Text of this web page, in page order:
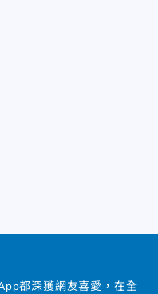
都深獲網友喜愛，在全